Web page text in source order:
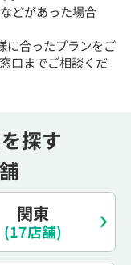
どがあった場合
に合ったプランをご
口までご相談くだ
探す
関東
(17店舗)